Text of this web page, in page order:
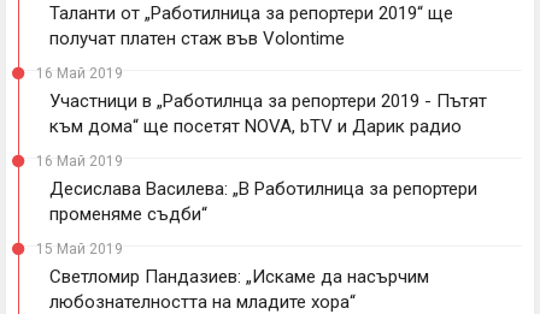
Таланти от „Работилница за репортери 2019“ ще
получат платен стаж във Volontime
16 Май 2019
Участници в „Работилнца за репортери 2019 - Пътят
към дома“ ще посетят NOVA, bTV и Дарик радио
16 Май 2019
Десислава Василева: „В Работилница за репортери
променяме съдби“
15 Май 2019
Светломир Пандазиев: „Искаме да насърчим
любознателността на младите хора“